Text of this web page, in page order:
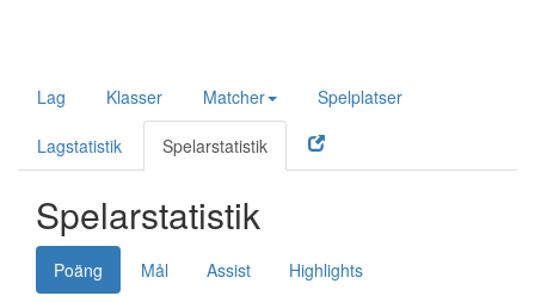
Lag Klasser Matcher Spelplatser
Lagstatistik Spelarstatistik
Spelarstatistik
Poäng Mål Assist Highlights